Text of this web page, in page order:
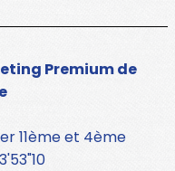
Premium de
11ème et 4ème